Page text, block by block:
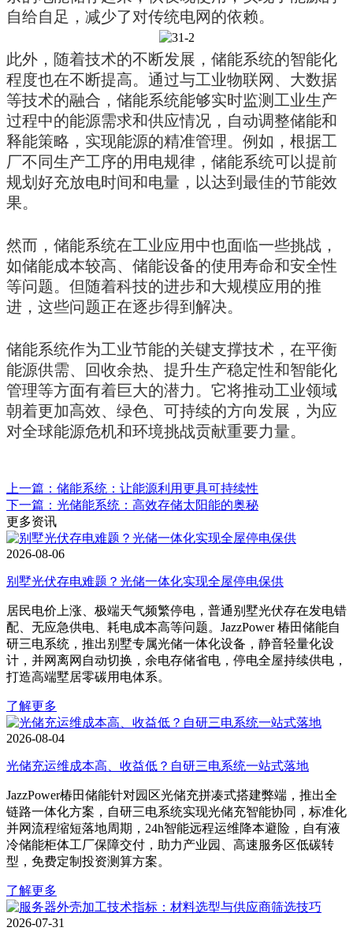
自给自足，减少了对传统电网的依赖。
此外，随着技术的不断发展，储能系统的智能化
程度也在不断提高。通过与工业物联网、大数据
等技术的融合，储能系统能够实时监测工业生产
过程中的能源需求和供应情况，自动调整储能和
释能策略，实现能源的精准管理。例如，根据工
厂不同生产工序的用电规律，储能系统可以提前
规划好充放电时间和电量，以达到最佳的节能效
果。
然而，储能系统在工业应用中也面临一些挑战，
如储能成本较高、储能设备的使用寿命和安全性
等问题。但随着科技的进步和大规模应用的推
进，这些问题正在逐步得到解决。
储能系统作为工业节能的关键支撑技术，在平衡
能源供需、回收余热、提升生产稳定性和智能化
管理等方面有着巨大的潜力。它将推动工业领域
朝着更加高效、绿色、可持续的方向发展，为应
对全球能源危机和环境挑战贡献重要力量。
上一篇：储能系统：让能源利用更具可持续性
下一篇：光储能系统：高效存储太阳能的奥秘
更多资讯
2026-08-06
别墅光伏存电难题？光储一体化实现全屋停电保供
居民电价上涨、极端天气频繁停电，普通别墅光伏存在发电错
配、无应急供电、耗电成本高等问题。JazzPower 椿田储能自
研三电系统，推出别墅专属光储一体化设备，静音轻量化设
计，并网离网自动切换，余电存储省电，停电全屋持续供电，
打造高端墅居零碳用电体系。
了解更多
2026-08-04
光储充运维成本高、收益低？自研三电系统一站式落地
JazzPower椿田储能针对园区光储充拼凑式搭建弊端，推出全
链路一体化方案，自研三电系统实现光储充智能协同，标准化
并网流程缩短落地周期，24h智能远程运维降本避险，自有液
冷储能柜体工厂保障交付，助力产业园、高速服务区低碳转
型，免费定制投资测算方案。
了解更多
2026-07-31